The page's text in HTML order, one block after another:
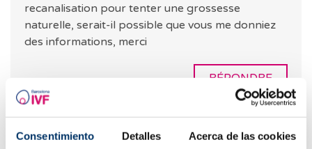
Consentimiento Detalles Acerca de las cookies
recanalisation pour tenter une grossesse
naturelle, serait-il possible que vous me donniez
des informations, merci
RÉPONDRE